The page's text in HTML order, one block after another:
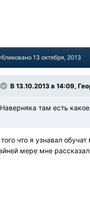
13 октября, 2013
В 13.10.2013 в 14:09,
Наверняка там есть
что я узнавал
мере мне